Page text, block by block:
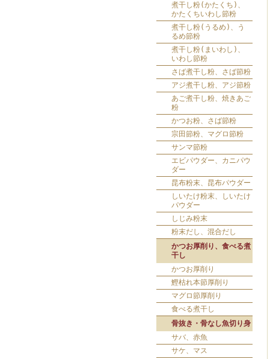
煮干し粉(かたくち)、
かたくちいわし節粉
煮干し粉(うるめ)、う
るめ節粉
煮干し粉(まいわし)、
いわし節粉
さば煮干し粉、さば節粉
アジ煮干し粉、アジ節粉
あご煮干し粉、焼きあご
粉
かつお粉、さば節粉
宗田節粉、マグロ節粉
サンマ節粉
エビパウダー、カニパウ
ダー
昆布粉末、昆布パウダー
しいたけ粉末、しいたけ
パウダー
しじみ粉末
粉末だし、混合だし
かつお厚削り、食べる煮
干し
かつお厚削り
鰹枯れ本節厚削り
マグロ節厚削り
食べる煮干し
骨抜き・骨なし魚切り身
サバ、赤魚
サケ、マス